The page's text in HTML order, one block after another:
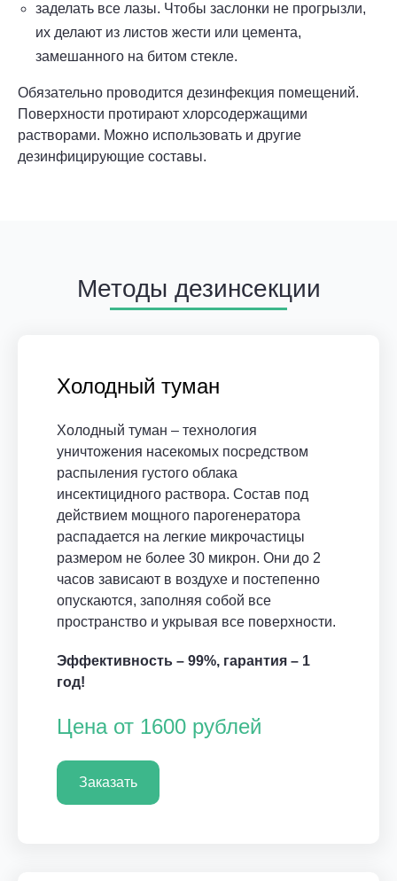
заделать все лазы. Чтобы заслонки не прогрызли,
их делают из листов жести или цемента,
замешанного на битом стекле.
Обязательно проводится дезинфекция помещений.
Поверхности протирают хлорсодержащими
растворами. Можно использовать и другие
дезинфицирующие составы.
Методы дезинсекции
Холодный туман
Холодный туман – технология
уничтожения насекомых посредством
распыления густого облака
инсектицидного раствора. Состав под
действием мощного парогенератора
распадается на легкие микрочастицы
размером не более 30 микрон. Они до 2
часов зависают в воздухе и постепенно
опускаются, заполняя собой все
пространство и укрывая все поверхности.
Эффективность – 99%, гарантия – 1
год!
Цена от 1600 рублей
Заказать